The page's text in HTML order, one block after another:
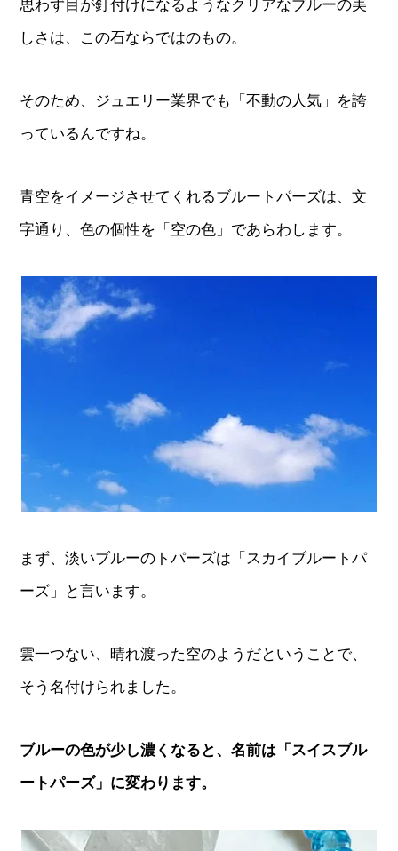
思わず目が釘付けになるようなクリアなブルーの美
しさは、この石ならではのもの。
そのため、ジュエリー業界でも「不動の人気」を誇
っているんですね。
青空をイメージさせてくれるブルートパーズは、文
字通り、色の個性を「空の色」であらわします。
まず、淡いブルーのトパーズは「スカイブルートパ
ーズ」と言います。
雲一つない、晴れ渡った空のようだということで、
そう名付けられました。
ブルーの色が少し濃くなると、名前は「スイスブル
ートパーズ」に変わります。